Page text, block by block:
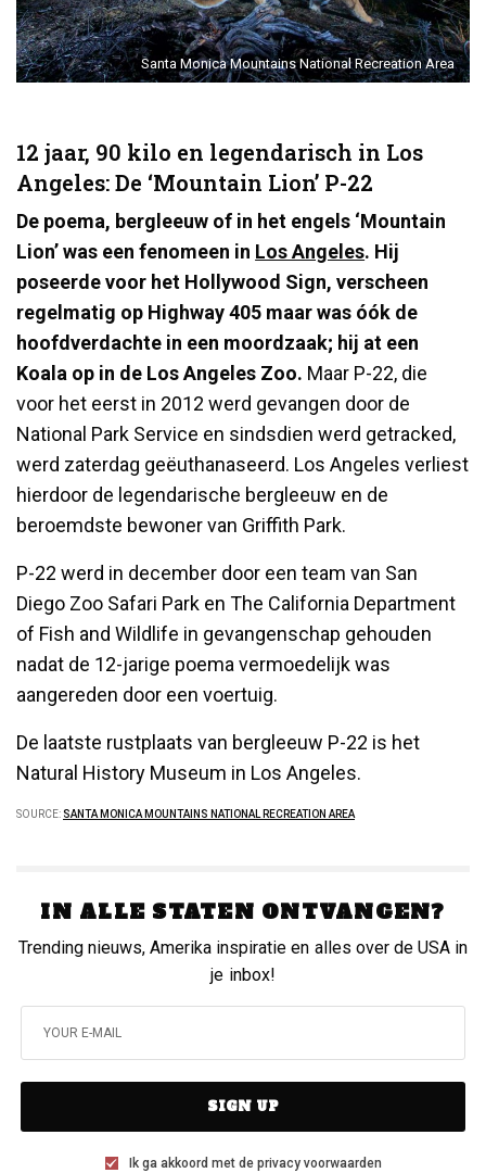
Santa Monica Mountains National Recreation Area
12 jaar, 90 kilo en legendarisch in Los
Angeles: De ‘Mountain Lion’ P-22
De poema, bergleeuw of in het engels ‘Mountain
Lion’ was een fenomeen in Los Angeles. Hij
poseerde voor het Hollywood Sign, verscheen
regelmatig op Highway 405 maar was óók de
hoofdverdachte in een moordzaak; hij at een
Koala op in de Los Angeles Zoo. Maar P-22, die
voor het eerst in 2012 werd gevangen door de
National Park Service en sindsdien werd getracked,
werd zaterdag geëuthanaseerd. Los Angeles verliest
hierdoor de legendarische bergleeuw en de
beroemdste bewoner van Griffith Park.
P-22 werd in december door een team van San
Diego Zoo Safari Park en The California Department
of Fish and Wildlife in gevangenschap gehouden
nadat de 12-jarige poema vermoedelijk was
aangereden door een voertuig.
De laatste rustplaats van bergleeuw P-22 is het
Natural History Museum in Los Angeles.
SOURCE:SANTA MONICA MOUNTAINS NATIONAL RECREATION AREA
IN ALLE STATEN ONTVANGEN?
Trending nieuws, Amerika inspiratie en alles over de USA in
je inbox!
SIGN UP
Ik ga akkoord met de privacy voorwaarden